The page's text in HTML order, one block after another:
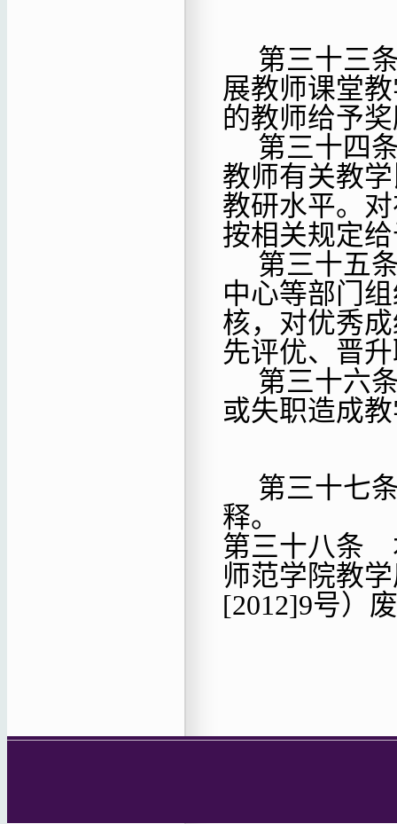
第三十三
展教师课堂
的教师给予
第三十四
教师有关教
教研水平。
按相关规定
第三十五
中心等部门
核，对优秀
先评优、晋
第三十六
或失职造成
第三十七
释。
第三十八条
师范学院教
[2012]9号）